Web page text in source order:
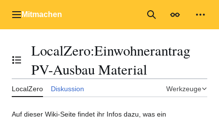
Inhalt
Hauptmenü
Mitmachen Suche
Inhaltsverzeichnis umschalten
LocalZero:Einwohnerantrag
PV-Ausbau Material
LocalZero Diskussion Werkzeuge
Auf dieser Wiki-Seite findet ihr Infos dazu, was ein